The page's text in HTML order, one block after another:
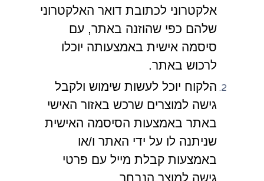
אלקטרוני לכתובת דואר האלקטרוני
שלהם כפי שהוזנה באתר, עם
סיסמה אישית באמצעותה יוכלו
לרכוש באתר.
הלקוח יוכל לעשות שימוש ולקבל
גישה למוצרים שרכש באזור האישי
באתר באמצעות הסיסמה האישית
שניתנה לו על ידי האתר ו/או
באמצעות קבלת מייל עם פרטי
גישה למוצר הנבחר.